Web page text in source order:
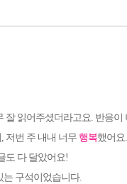
잘 읽어주셨더라고요. 반응이
저번 주 내내 너무 행복했어요.
도 다 달았어요!
는 구석이었습니다.